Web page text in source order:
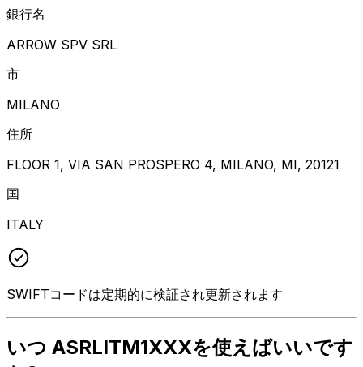
銀行名
ARROW SPV SRL
市
MILANO
住所
FLOOR 1, VIA SAN PROSPERO 4, MILANO, MI, 20121
国
ITALY
SWIFTコードは定期的に検証され更新されます
いつ ASRLITM1XXXを使えばいいです